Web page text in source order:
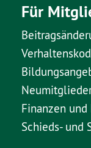
Für
Finanzen
Schieds- und